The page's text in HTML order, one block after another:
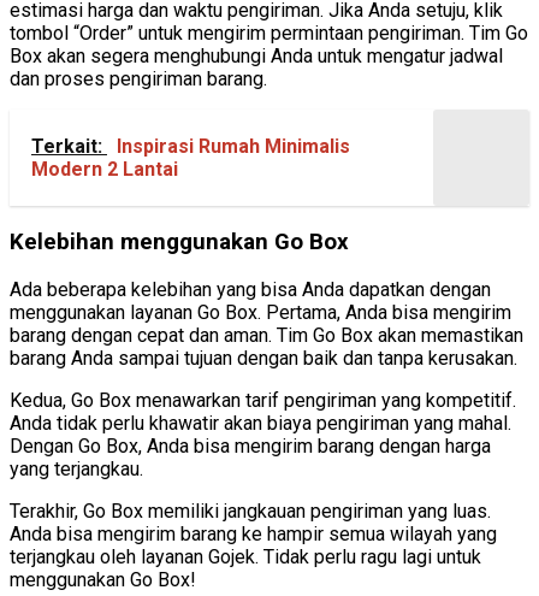
estimasi harga dan waktu pengiriman. Jika Anda setuju, klik
tombol “Order” untuk mengirim permintaan pengiriman. Tim Go
Box akan segera menghubungi Anda untuk mengatur jadwal
dan proses pengiriman barang.
Terkait:
Inspirasi Rumah Minimalis
Modern 2 Lantai
Kelebihan menggunakan Go Box
Ada beberapa kelebihan yang bisa Anda dapatkan dengan
menggunakan layanan Go Box. Pertama, Anda bisa mengirim
barang dengan cepat dan aman. Tim Go Box akan memastikan
barang Anda sampai tujuan dengan baik dan tanpa kerusakan.
Kedua, Go Box menawarkan tarif pengiriman yang kompetitif.
Anda tidak perlu khawatir akan biaya pengiriman yang mahal.
Dengan Go Box, Anda bisa mengirim barang dengan harga
yang terjangkau.
Terakhir, Go Box memiliki jangkauan pengiriman yang luas.
Anda bisa mengirim barang ke hampir semua wilayah yang
terjangkau oleh layanan Gojek. Tidak perlu ragu lagi untuk
menggunakan Go Box!